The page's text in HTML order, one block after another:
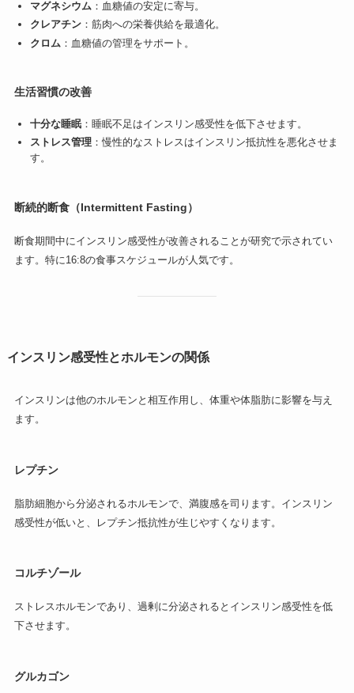
マグネシウム ：血糖値の安定に寄与。
クレアチン ：筋肉への栄養供給を最適化。
クロム ：血糖値の管理をサポート。
生活習慣の改善
十分な睡眠 ：睡眠不足はインスリン感受性を低下させます。
ストレス管理 ：慢性的なストレスはインスリン抵抗性を悪化させま
す。
断続的断食（Intermittent Fasting）
断食期間中にインスリン感受性が改善されることが研究で示されてい
ます。特に16:8の食事スケジュールが人気です。
インスリン感受性とホルモンの関係
インスリンは他のホルモンと相互作用し、体重や体脂肪に影響を与え
ます。
レプチン
脂肪細胞から分泌されるホルモンで、満腹感を司ります。インスリン
感受性が低いと、レプチン抵抗性が生じやすくなります。
コルチゾール
ストレスホルモンであり、過剰に分泌されるとインスリン感受性を低
下させます。
グルカゴン